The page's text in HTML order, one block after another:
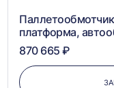
платформа,
870 665 ₽